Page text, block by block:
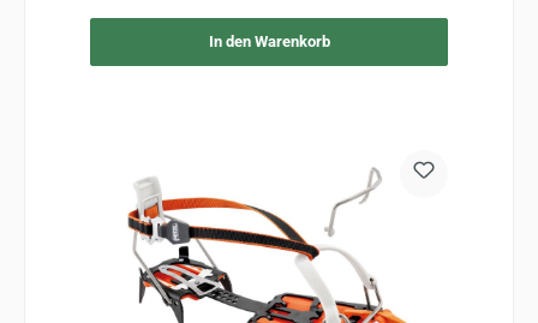
In den Warenkorb